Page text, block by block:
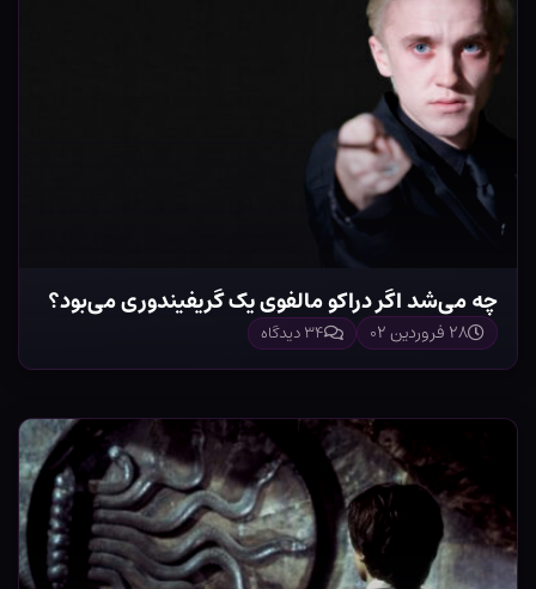
چه می‌شد اگر دراکو مالفوی یک گریفیندوری می‌بود؟
۲۸ فروردین ۰۲ ۳۴ دیدگاه